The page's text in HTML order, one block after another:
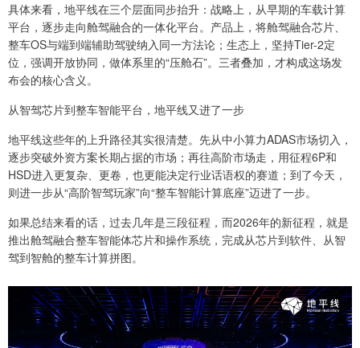
具体来看，地平线在三个层面同步抬升：战略上，从早期的车载计算
平台，逐步走向舱驾融合的一体化平台。产品上，将舱驾融合芯片、
整车OS与端到端辅助驾驶纳入同一方法论；生态上，坚持Tier-2定
位，强调开放协同，做体系里的“压舱石”。三者叠加，才构成这场发
布会的核心含义。
从智驾芯片到整车智能平台，地平线又进了一步
地平线这些年的上升路径其实很清楚。先从中小算力ADAS市场切入，
逐步突破外资方案长期占据的市场；再往高阶市场走，用征程6P和
HSD进入更复杂、更卷，也更能决定行业话语权的赛道；到了今天，
则进一步从“高阶智驾玩家”向“整车智能计算底座”迈进了一步。
如果总结来看的话，过去几年是三段征程，而2026年的新征程，就是
推出舱驾融合整车智能体芯片和操作系统，完成从芯片到软件、从智
驾到智舱的整车计算拼图。